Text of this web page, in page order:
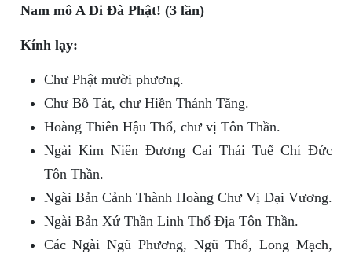
Nam mô A Di Đà Phật! (3 lần)
Kính lạy:
Chư Phật mười phương.
Chư Bồ Tát, chư Hiền Thánh Tăng.
Hoàng Thiên Hậu Thổ, chư vị Tôn Thần.
Ngài Kim Niên Đương Cai Thái Tuế Chí Đức
Tôn Thần.
Ngài Bản Cảnh Thành Hoàng Chư Vị Đại Vương.
Ngài Bản Xứ Thần Linh Thổ Địa Tôn Thần.
Các Ngài Ngũ Phương, Ngũ Thổ, Long Mạch,